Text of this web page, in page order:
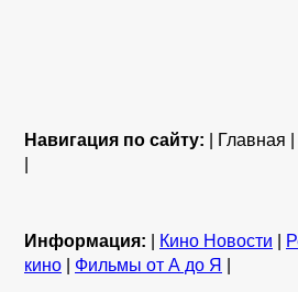
Навигация по сайту: | Главная |
|
Информация: | Кино Новости |
кино | Фильмы от А до Я |